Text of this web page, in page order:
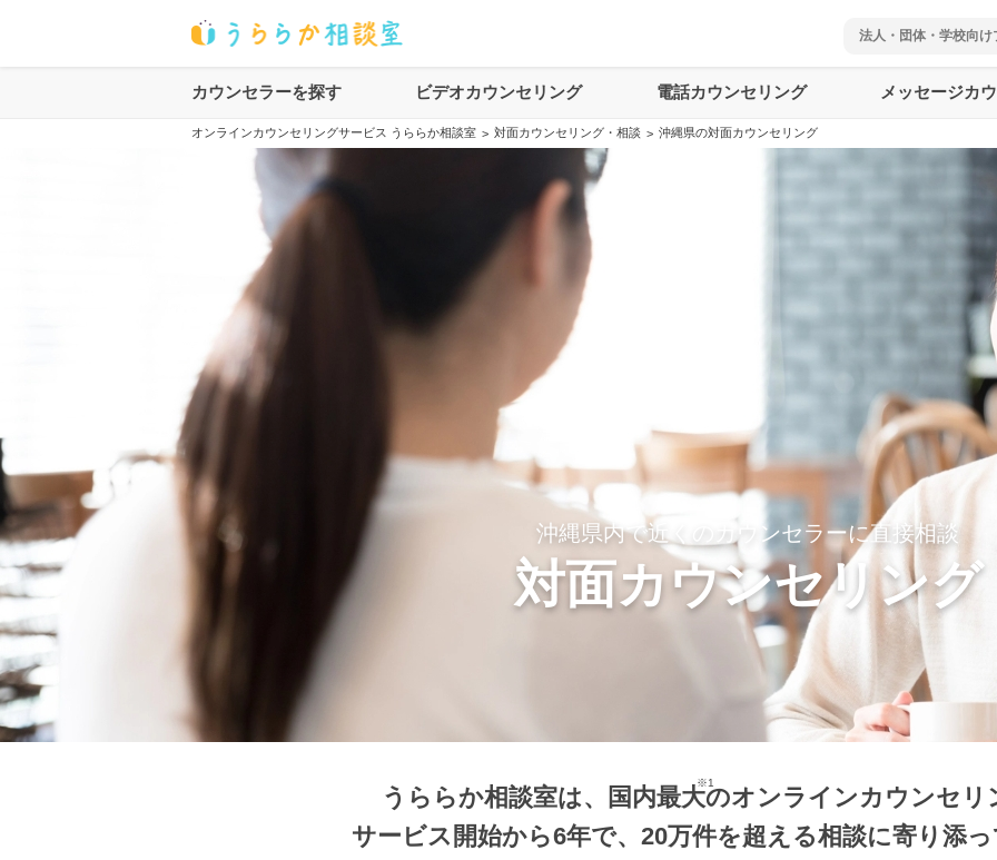
法人・団体・学校向け
カウンセラーを探す ビデオカウンセリング 電話カウンセリング メッセージカ
オンラインカウンセリングサービス うららか相談室 > 対面カウンセリング・相談 > 沖縄県の対面カウンセリング
沖縄県内で近くのカウンセラーに直接相談
対面カウンセリング
うららか相談室は、国内最大
※1
のオンラインカウンセリ
サービス開始から6年で、20万件を超える相談に寄り添